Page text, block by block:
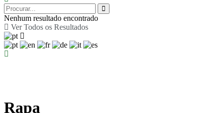
Nenhum resultado encontrado
Ver Todos os Resultados
Rapa